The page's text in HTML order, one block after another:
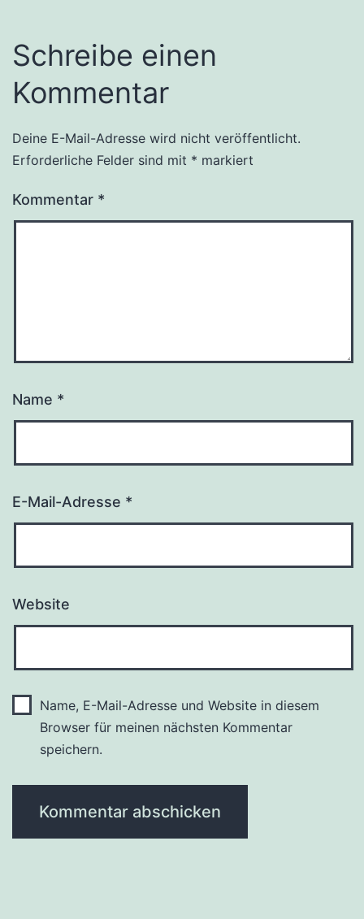
Schreibe einen
Kommentar
Deine E-Mail-Adresse wird nicht veröffentlicht.
Erforderliche Felder sind mit * markiert
Kommentar *
Name *
E-Mail-Adresse *
Website
Name, E-Mail-Adresse und Website in diesem
Browser für meinen nächsten Kommentar
speichern.